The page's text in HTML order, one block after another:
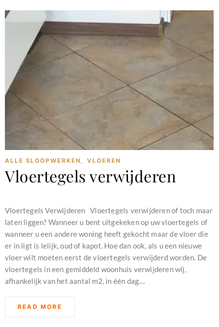
ALLE SLOOPWERKEN , VLOEREN
Vloertegels verwijderen
Vloertegels Verwijderen Vloertegels verwijderen of toch maar
laten liggen? Wanneer u bent uitgekeken op uw vloertegels of
wanneer u een andere woning heeft gekocht maar de vloer die
er in ligt is lelijk, oud of kapot. Hoe dan ook, als u een nieuwe
vloer wilt moeten eerst de vloertegels verwijderd worden. De
vloertegels in een gemiddeld woonhuis verwijderen wij,
afhankelijk van het aantal m2, in één dag....
READ MORE